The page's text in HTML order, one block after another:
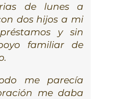
de lunes a
dos hijos a mi
y sin
familiar de
me parecía
me daba